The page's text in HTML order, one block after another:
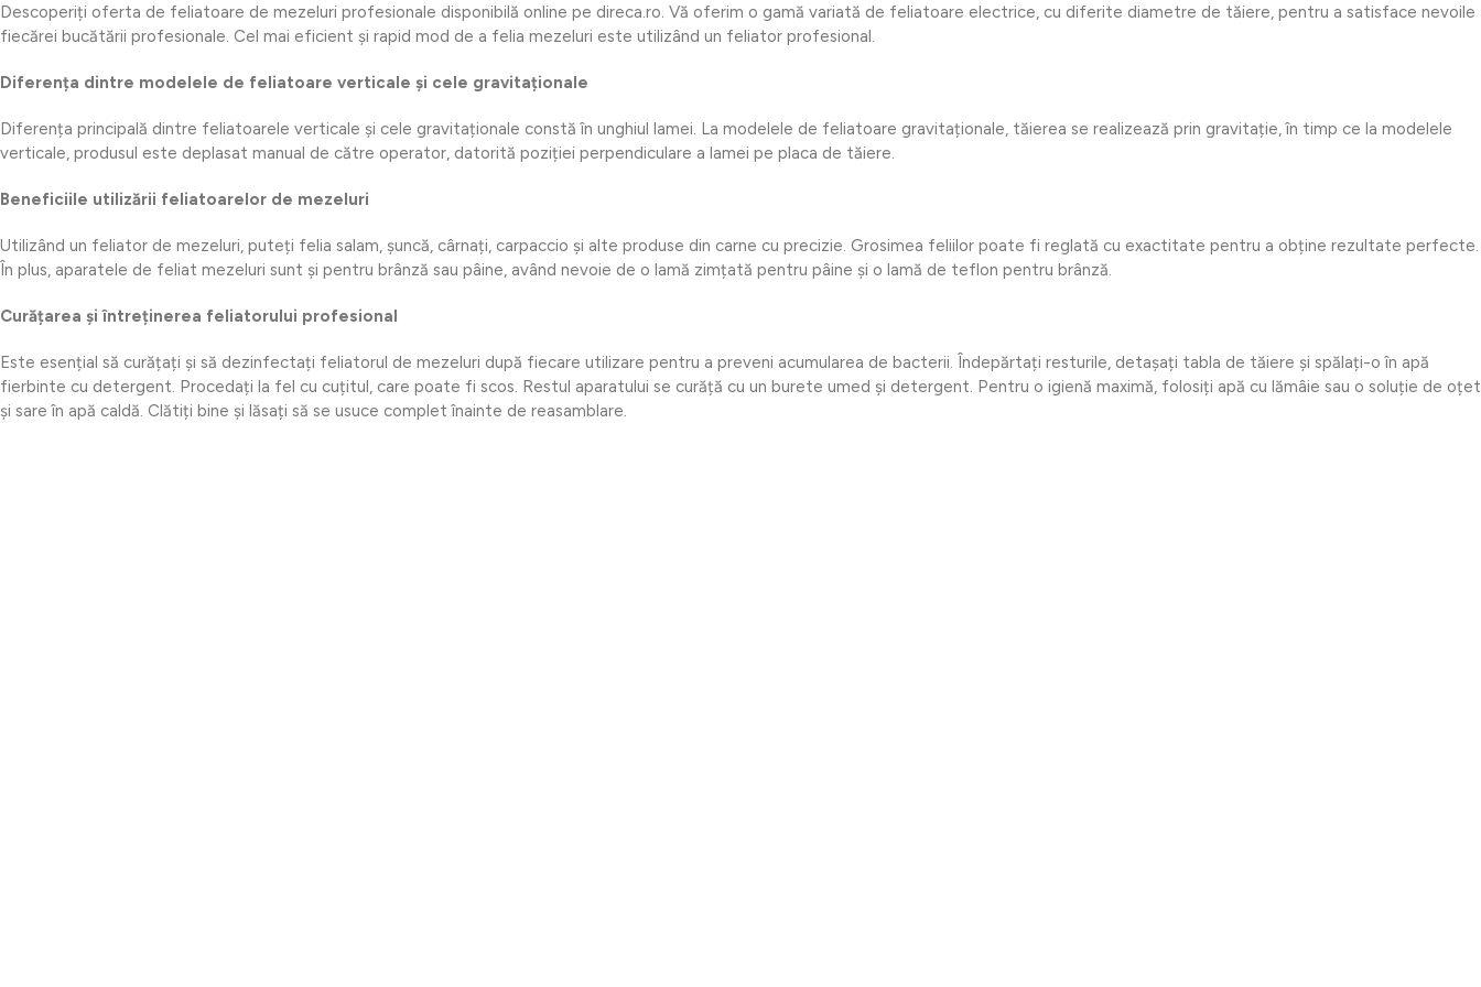
Descoperiți oferta de feliatoare de mezeluri profesionale disponibilă online pe direca.ro. Vă oferim o gamă variată de feliatoare electrice, cu diferite diametre de tăiere, pentru a satisface nevoile
fiecărei bucătării profesionale. Cel mai eficient și rapid mod de a felia mezeluri este utilizând un feliator profesional.
Diferența dintre modelele de feliatoare verticale și cele gravitaționale
Diferența principală dintre feliatoarele verticale și cele gravitaționale constă în unghiul lamei. La modelele de feliatoare gravitaționale, tăierea se realizează prin gravitație, în timp ce la modelele
verticale, produsul este deplasat manual de către operator, datorită poziției perpendiculare a lamei pe placa de tăiere.
Beneficiile utilizării feliatoarelor de mezeluri
Utilizând un feliator de mezeluri, puteți felia salam, șuncă, cârnați, carpaccio și alte produse din carne cu precizie. Grosimea feliilor poate fi reglată cu exactitate pentru a obține rezultate perfecte.
În plus, aparatele de feliat mezeluri sunt și pentru brânză sau pâine, având nevoie de o lamă zimțată pentru pâine și o lamă de teflon pentru brânză.
Curățarea și întreținerea feliatorului profesional
Este esențial să curățați și să dezinfectați feliatorul de mezeluri după fiecare utilizare pentru a preveni acumularea de bacterii. Îndepărtați resturile, detașați tabla de tăiere și spălați-o în apă
fierbinte cu detergent. Procedați la fel cu cuțitul, care poate fi scos. Restul aparatului se curăță cu un burete umed și detergent. Pentru o igienă maximă, folosiți apă cu lămâie sau o soluție de oțet
și sare în apă caldă. Clătiți bine și lăsați să se usuce complet înainte de reasamblare.